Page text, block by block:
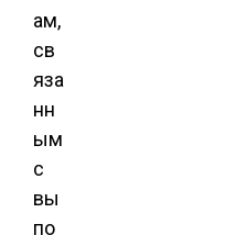
ам,
св
яза
нн
ым
с
вы
по